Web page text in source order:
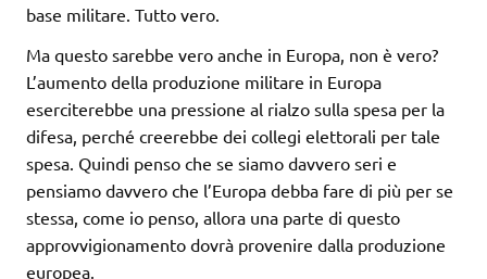
base militare. Tutto vero.
Ma questo sarebbe vero anche in Europa, non è vero?
L’aumento della produzione militare in Europa
eserciterebbe una pressione al rialzo sulla spesa per la
difesa, perché creerebbe dei collegi elettorali per tale
spesa. Quindi penso che se siamo davvero seri e
pensiamo davvero che l’Europa debba fare di più per se
stessa, come io penso, allora una parte di questo
approvvigionamento dovrà provenire dalla produzione
europea.